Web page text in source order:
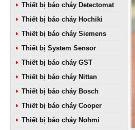
Thiết bị báo cháy Detectomat
Thiết bị báo cháy Hochiki
Thiết bị báo cháy Siemens
Thiết bị System Sensor
Thiết bị báo cháy GST
Thiết bị báo cháy Nittan
Thiết bị báo cháy Bosch
Thiết bị báo cháy Cooper
Thiết bị báo cháy Nohmi